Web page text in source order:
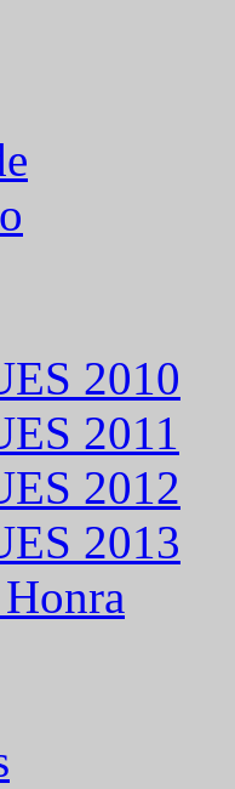
2010
2011
2012
2013